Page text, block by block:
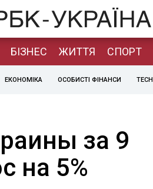
БІЗНЕС ЖИТТЯ СПОРТ
ЕКОНОМІКА ОСОБИСТІ ФІНАНСИ TECH
за 9
на 5%